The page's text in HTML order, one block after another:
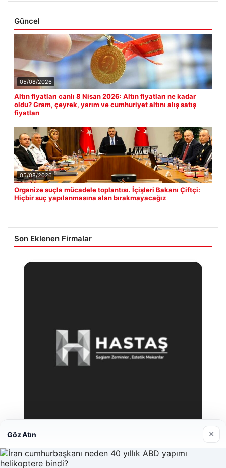
Güncel
05/08/2026
Altın fiyatları canlı 8 Nisan 2026: Altın fiyatları ne kadar
oldu? Gram, çeyrek, yarım ve cumhuriyet altını alış satış
fiyatları
05/08/2026
Organize suçla mücadele toplantısı. İçişleri Bakanı Çiftçi:
Hiçbir suç yapılanmasına alan bırakmayacağız
Son Eklenen Firmalar
Hastaş Beton
Göz Atın ×